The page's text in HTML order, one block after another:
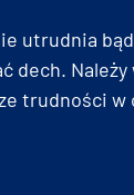
utrudnia
dech.
trudności w